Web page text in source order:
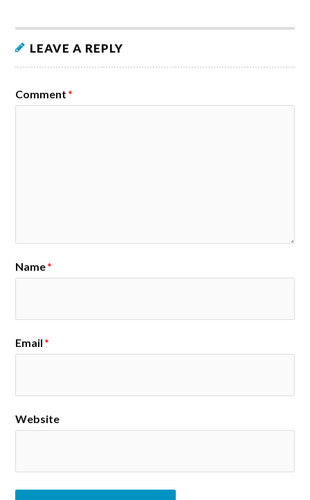
LEAVE A REPLY
Comment *
Name*
Email *
Website